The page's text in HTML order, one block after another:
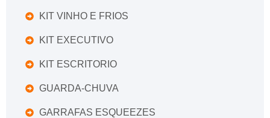
KIT VINHO E FRIOS
KIT EXECUTIVO
KIT ESCRITORIO
GUARDA-CHUVA
GARRAFAS ESQUEEZES